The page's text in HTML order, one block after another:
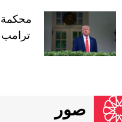
محكمة
ترامب
صور